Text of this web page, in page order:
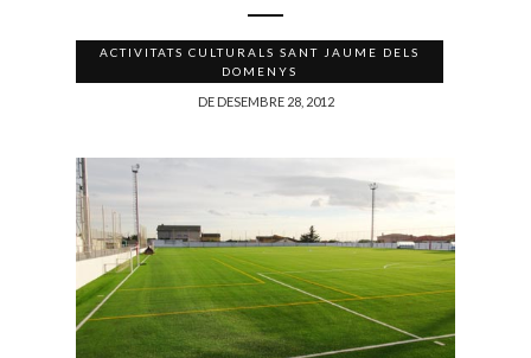
ACTIVITATS CULTURALS SANT JAUME DELS
DOMENYS
DE DESEMBRE 28, 2012